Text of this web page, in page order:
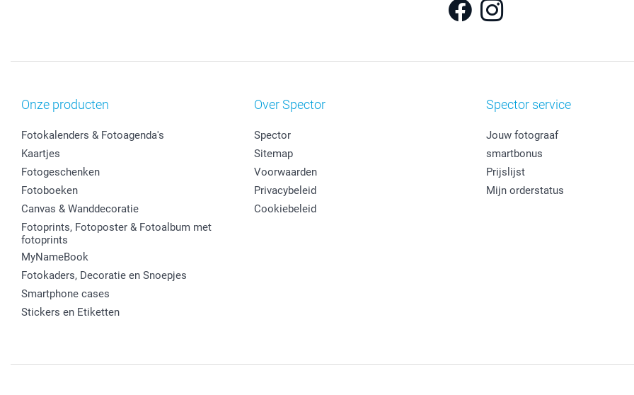
Onze producten
Fotokalenders & Fotoagenda's
Kaartjes
Fotogeschenken
Fotoboeken
Canvas & Wanddecoratie
Fotoprints, Fotoposter & Fotoalbum met
fotoprints
MyNameBook
Fotokaders, Decoratie en Snoepjes
Smartphone cases
Stickers en Etiketten
Over Spector
Spector
Sitemap
Voorwaarden
Privacybeleid
Cookiebeleid
Spector service
Jouw fotograaf
smartbonus
Prijslijst
Mijn orderstatus